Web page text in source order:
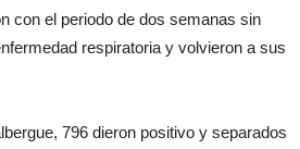
con el periodo de dos semanas sin
respiratoria y volvieron a sus
796 dieron positivo y separados